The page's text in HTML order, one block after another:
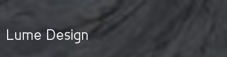
Lume Design